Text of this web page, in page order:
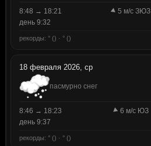
8:48 → 18:21
5 м/с ЗЮЗ
день 9:32
рекорды: ° () · ° ()
18 февраля 2026, ср
пасмурно снег
8:46 → 18:23
6 м/с ЮЗ
день 9:37
рекорды: ° () · ° ()